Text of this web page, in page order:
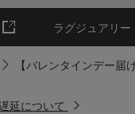
ラグジュアリー
【バレンタインデー
延について